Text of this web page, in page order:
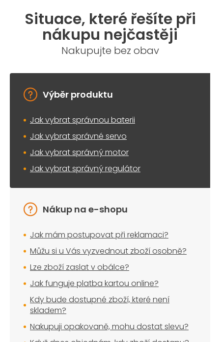
Situace, které řešíte při
nákupu nejčastěji
Nakupujte bez obav
Výběr produktu
Jak vybrat správnou baterii
Jak vybrat správné servo
Jak vybrat správný motor
Jak vybrat správný regulátor
Nákup na e-shopu
Jak mám postupovat při reklamaci?
Můžu si u Vás vyzvednout zboží osobně?
Lze zboží zaslat v obálce?
Jak funguje platba kartou online?
Kdy bude dostupné zboží, které není
skladem?
Nakupuji opakovaně, mohu dostat slevu?